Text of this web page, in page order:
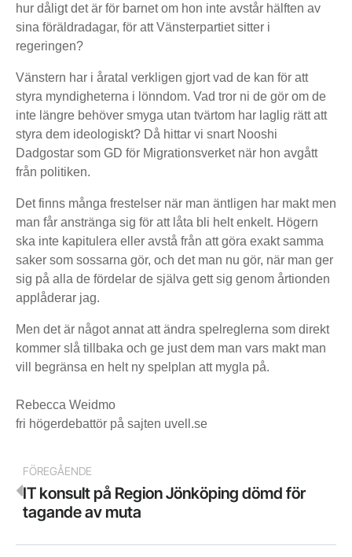
hur dåligt det är för barnet om hon inte avstår hälften av
sina föräldradagar, för att Vänsterpartiet sitter i
regeringen?
Vänstern har i åratal verkligen gjort vad de kan för att
styra myndigheterna i lönndom. Vad tror ni de gör om de
inte längre behöver smyga utan tvärtom har laglig rätt att
styra dem ideologiskt? Då hittar vi snart Nooshi
Dadgostar som GD för Migrationsverket när hon avgått
från politiken.
Det finns många frestelser när man äntligen har makt men
man får anstränga sig för att låta bli helt enkelt. Högern
ska inte kapitulera eller avstå från att göra exakt samma
saker som sossarna gör, och det man nu gör, när man ger
sig på alla de fördelar de själva gett sig genom årtionden
applåderar jag.
Men det är något annat att ändra spelreglerna som direkt
kommer slå tillbaka och ge just dem man vars makt man
vill begränsa en helt ny spelplan att mygla på.
Rebecca Weidmo
fri högerdebattör på sajten uvell.se
FÖREGÅENDE
IT konsult på Region Jönköping dömd för
tagande av muta